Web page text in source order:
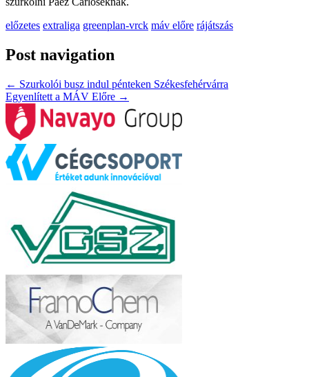
előzetes extraliga greenplan-vrck máv előre rájátszás
Post navigation
← Szurkolói busz indul pénteken Székesfehérvárra
Egyenlített a MÁV Előre →